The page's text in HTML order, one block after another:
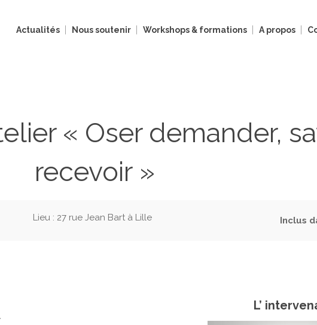
Actualités Nous soutenir Workshops & formations A propos
« Oser demander,
recevoir »
Lieu : 27 rue Jean Bart à Lille Inclus
L’